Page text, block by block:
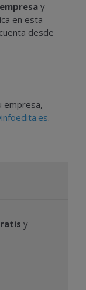
y
en esta
desde
empresa,
.
y